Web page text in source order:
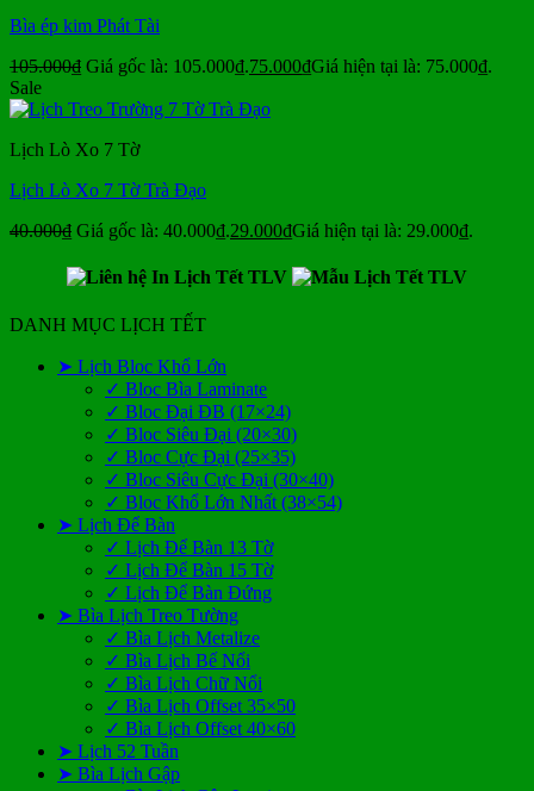
Bìa ép kim Phát Tài
105.000₫ Giá gốc là: 105.000₫.75.000₫Giá hiện tại là: 75.000₫.
Sale
Lịch Lò Xo 7 Tờ
Lịch Lò Xo 7 Tờ Trà Đạo
40.000₫ Giá gốc là: 40.000₫.29.000₫Giá hiện tại là: 29.000₫.
DANH MỤC LỊCH TẾT
➤ Lịch Bloc Khổ Lớn
✓ Bloc Bìa Laminate
✓ Bloc Đại ĐB (17×24)
✓ Bloc Siêu Đại (20×30)
✓ Bloc Cực Đại (25×35)
✓ Bloc Siêu Cực Đại (30×40)
✓ Bloc Khổ Lớn Nhất (38×54)
➤ Lịch Để Bàn
✓ Lịch Để Bàn 13 Tờ
✓ Lịch Để Bàn 15 Tờ
✓ Lịch Để Bàn Đứng
➤ Bìa Lịch Treo Tường
✓ Bìa Lịch Metalize
✓ Bìa Lịch Bế Nổi
✓ Bìa Lịch Chữ Nổi
✓ Bìa Lịch Offset 35×50
✓ Bìa Lịch Offset 40×60
➤ Lịch 52 Tuần
➤ Bìa Lịch Gập